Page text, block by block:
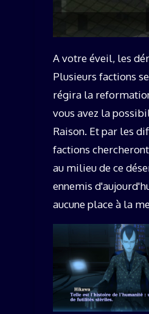
A votre éveil, les
Plusieurs factions
régira la
vous avez la
Raison. Et par les
factions
au milieu de ce
ennemis
aucune place à la